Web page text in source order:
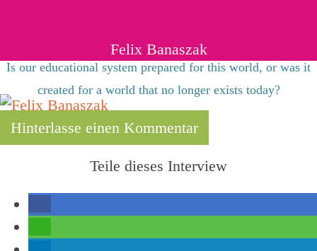
Felix Banaszak
Is our educational system prepared for this world, or was it
created for a world that no longer exists today?
Hinterlasse einen Kommentar
Teile dieses Interview